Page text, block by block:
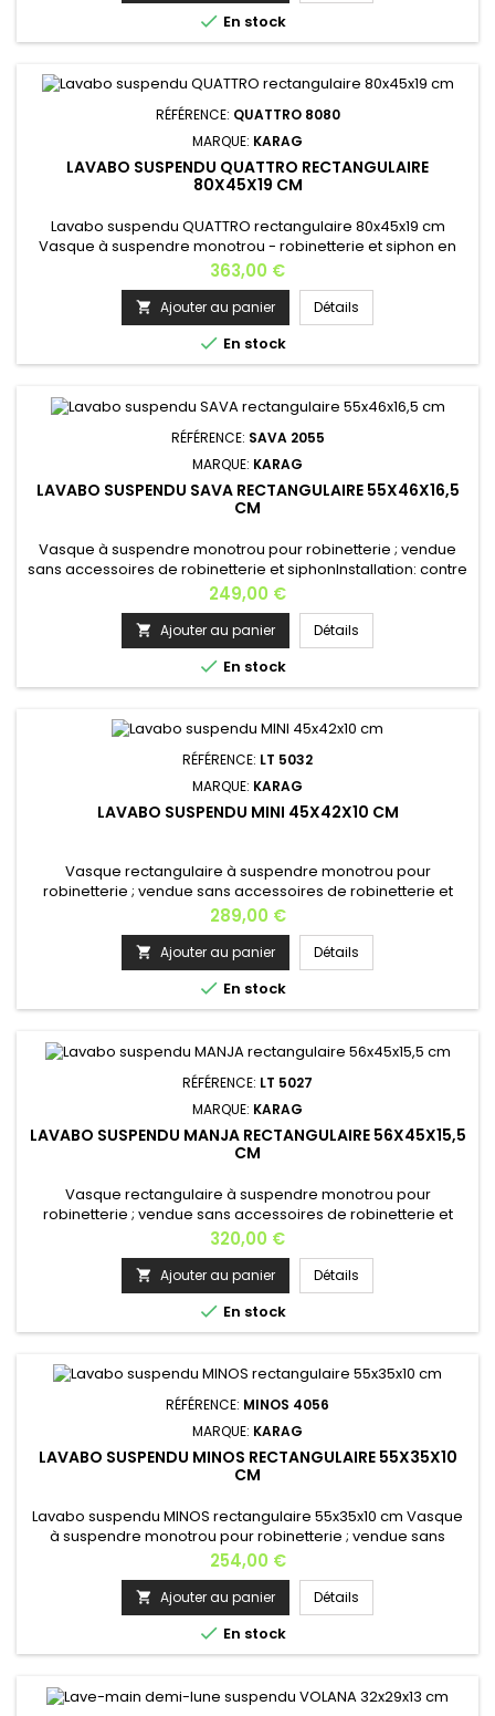
 En stock
RÉFÉRENCE: QUATTRO 8080
MARQUE: KARAG
LAVABO SUSPENDU QUATTRO RECTANGULAIRE
80X45X19 CM
Lavabo suspendu QUATTRO rectangulaire 80x45x19 cm
Vasque à suspendre monotrou - robinetterie et siphon en
option; Installation: contre un mur et à suspendre Matière:
céramiqueCouleur: blancHauteur: 19 cmLargeur: 80
cmProfondeur: 45 cm Poids: 20 kg Dimensions disponibles:
60x38x19 , 80x45x19 cm , 100x45x19 cm et 120x47x19 cm
Fabrication européenne.
Prix
363,00 €
 Ajouter au panier Détails
 En stock
RÉFÉRENCE: SAVA 2055
MARQUE: KARAG
LAVABO SUSPENDU SAVA RECTANGULAIRE 55X46X16,5
CM
Vasque à suspendre monotrou pour robinetterie ; vendue
sans accessoires de robinetterie et siphonInstallation: contre
un mur et à suspendreMatière: céramiqueCouleur:
blancHauteur: 16,5 cmLargeur: 55 cmProfondeur: 46 cmPoids:
16 kgFabrication européenne.
Prix
249,00 €
 Ajouter au panier Détails
 En stock
RÉFÉRENCE: LT 5032
MARQUE: KARAG
LAVABO SUSPENDU MINI 45X42X10 CM
Vasque rectangulaire à suspendre monotrou pour
robinetterie ; vendue sans accessoires de robinetterie et
siphon; Installation: contre un mur et à suspendre; Matière:
céramique Couleur: blanc Hauteur: 10 cm Largeur: 45
cm Profondeur: 42 cm Poids : 14 kg Fabrication européenne.
Prix
289,00 €
 Ajouter au panier Détails
 En stock
RÉFÉRENCE: LT 5027
MARQUE: KARAG
LAVABO SUSPENDU MANJA RECTANGULAIRE 56X45X15,5
CM
Vasque rectangulaire à suspendre monotrou pour
robinetterie ; vendue sans accessoires de robinetterie et
siphon; Installation: contre un mur et à suspendre; Matière:
céramique Couleur: blanc Hauteur: 15,5 cm Largeur: 56
cm Profondeur: 45 cm Poids : 15 kg Fabrication européenne.
Prix
320,00 €
 Ajouter au panier Détails
 En stock
RÉFÉRENCE: MINOS 4056
MARQUE: KARAG
LAVABO SUSPENDU MINOS RECTANGULAIRE 55X35X10
CM
Lavabo suspendu MINOS rectangulaire 55x35x10 cm Vasque
à suspendre monotrou pour robinetterie ; vendue sans
accessoires de robinetterie Installation: contre un mur et à
suspendreMatière: céramiqueCouleur: blancHauteur: 10
cmLargeur: 55 cmProfondeur: 35 cmPoids: 15 kg Fabrication
européenne.
Prix
254,00 €
 Ajouter au panier Détails
 En stock